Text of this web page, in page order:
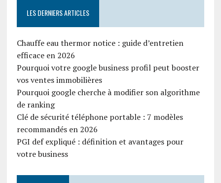
LES DERNIERS ARTICLES
Chauffe eau thermor notice : guide d’entretien
efficace en 2026
Pourquoi votre google business profil peut booster
vos ventes immobilières
Pourquoi google cherche à modifier son algorithme
de ranking
Clé de sécurité téléphone portable : 7 modèles
recommandés en 2026
PGI def expliqué : définition et avantages pour
votre business